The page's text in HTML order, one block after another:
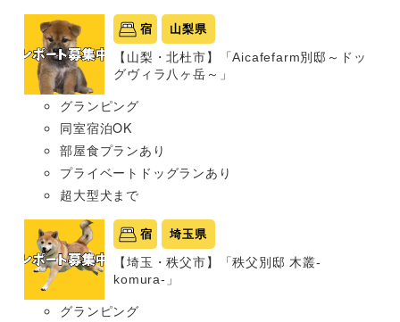
宿 山梨県
【山梨・北杜市】「Aicafefarm別邸～ドッ
グヴィラ八ヶ岳～」
グランピング
同室宿泊OK
部屋食プランあり
プライベートドッグランあり
超大型犬まで
宿 埼玉県
【埼玉・秩父市】「秩父別邸 木叢-
komura-」
グランピング